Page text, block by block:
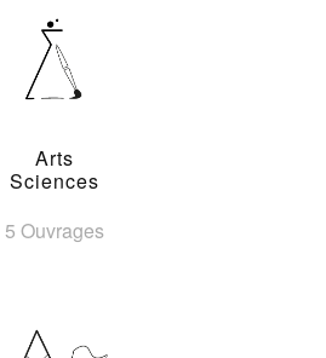
Arts
Sciences
5 Ouvrages